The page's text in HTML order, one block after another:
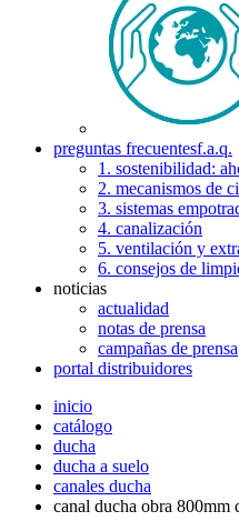
preguntas frecuentesf.a.q.
1. sostenibilidad:
2. mecanismos de
3. sistemas
4. canalización
5. ventilación y
6. consejos de
noticias
actualidad
notas de prensa
campañas de prensa
portal distribuidores
inicio
catálogo
ducha
ducha a suelo
canales ducha
canal ducha obra 800mm